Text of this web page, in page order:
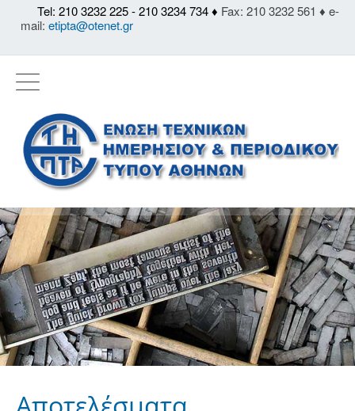
Tel: 210 3232 225 - 210 3234 734 ♦ Fax: 210 3232 561 ♦ e-
mail: etipta@otenet.gr